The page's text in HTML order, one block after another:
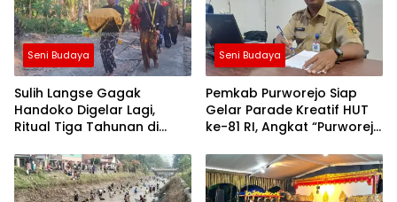
Berita
Purworejo
Terkini
berita
terkini
purworejo
Seni Budaya
Sulih Langse Gagak
Handoko Digelar Lagi,
Ritual Tiga Tahunan di
Perjuangan Diponegoro
Seni Budaya
Pemkab Purworejo Siap
Gelar Parade Kreatif HUT
ke-81 RI, Angkat “Purworejo
Ekonomi Kreatif dan
Program Daerah